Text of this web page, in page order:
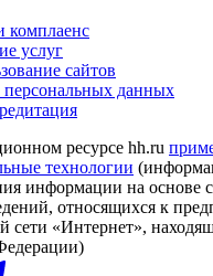
комплаенс
услуг
сайтов
персональных данных
ресурсе hh.ru
технологии
информации на основе
относящихся к
сети «Интернет»,